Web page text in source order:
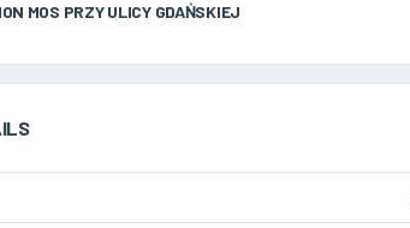
MOS PRZY ULICY GDAŃSKIEJ